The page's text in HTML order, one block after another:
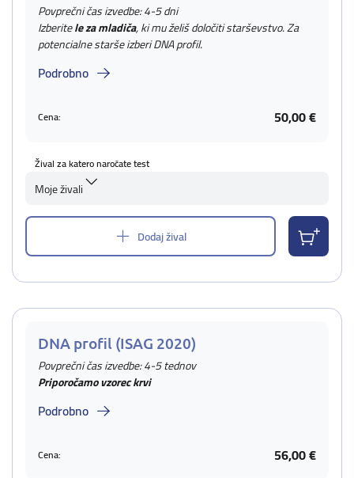
Povprečni čas izvedbe: 4-5 dni
Izberitele za mladiča, ki mu želiš določiti starševstvo. Za
potencialne starše izberi DNA profil.
Podrobno
Cena: 50,00 €
Žival za katero naročate test
Moje živali
Dodaj žival
DNA profil (ISAG 2020)
Povprečni čas izvedbe: 4-5 tednov
Priporočamo vzorec krvi
Podrobno
Cena: 56,00 €